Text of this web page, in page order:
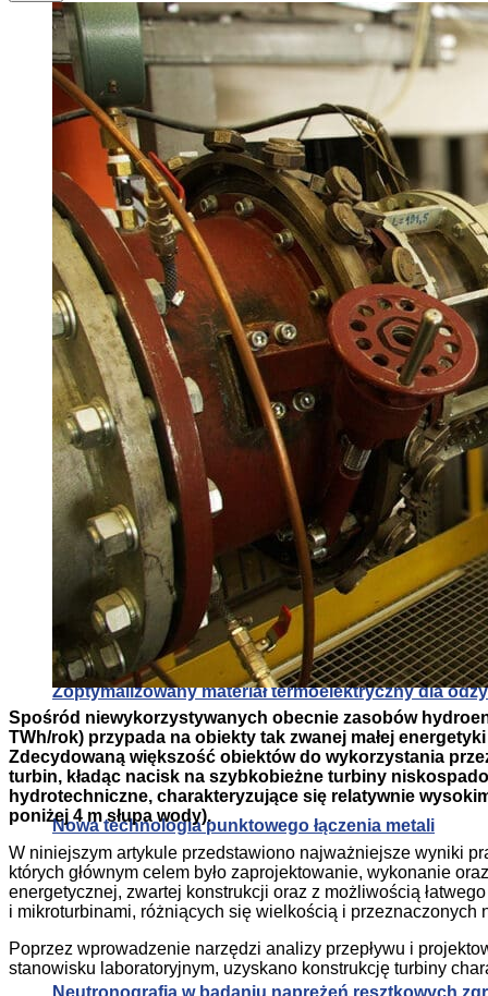
Prototypowy IR.28
Zoptymalizowany materiał termoelektryczny dla
Neutronografia w badaniu naprężeń resztkowych
Nowa technologia punktowego łączenia metali
Alternatywa dla klimatyzacji: druk 3D systemów
Prototypowy IR.28
Zoptymalizowany materiał termoelektryczny dla
Neutronografia w badaniu naprężeń resztkowych
Spośród niewykorzystywanych obecnie zasobów
TWh/rok) przypada na obiekty tak zwanej małej
Zdecydowaną większość obiektów do wykorzystania
turbin, kładąc nacisk na szybkobieżne turbiny
hydrotechniczne, charakteryzujące się relatywnie
poniżej 4 m słupa wody).
W niniejszym artykule przedstawiono najważniejsze wyniki
których głównym celem było zaprojektowanie, wykonanie
energetycznej, zwartej konstrukcji oraz z możliwością
i mikroturbinami, różniących się wielkością i przeznaczonych
Poprzez wprowadzenie narzędzi analizy przepływu i
stanowisku laboratoryjnym, uzyskano konstrukcję turbiny